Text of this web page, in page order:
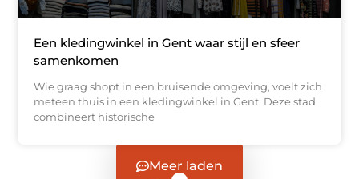
Een kledingwinkel in Gent waar stijl en sfeer
samenkomen
Wie graag shopt in een bruisende omgeving, voelt zich
meteen thuis in een kledingwinkel in Gent. Deze stad
combineert historische
Meer laden